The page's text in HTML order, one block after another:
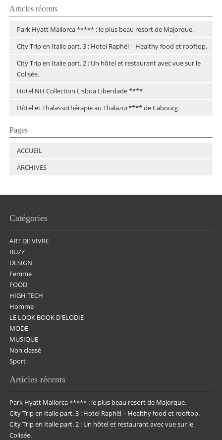
Articles récents
Park Hyatt Mallorca ***** : le plus beau resort de Majorque.
City Trip en Italie part. 3 : Hotel Raphël – Healthy food et rooftop.
City Trip en Italie part. 2 : Un hôtel et restaurant avec vue sur le
Colisée.
Hotel NH Collection Lisboa Liberdade ****
Hôtel et Thalassothérapie au Thalazur**** de Cabourg
Pages
ACCUEIL
ARCHIVES
Catégories
ART DE VIVRE
BUZZ
DESIGN
Femme
FOOD
HIGH TECH
Homme
LE LOOK BOOK D'ELODIE
MODE
MUSIQUE
Non classé
Sport
Articles récents
Park Hyatt Mallorca ***** : le plus beau resort de Majorque.
City Trip en Italie part. 3 : Hotel Raphël – Healthy food et rooftop.
City Trip en Italie part. 2 : Un hôtel et restaurant avec vue sur le
Colisée.